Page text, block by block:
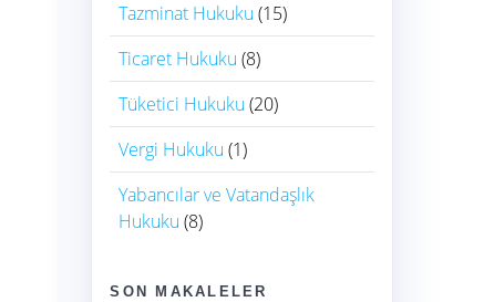
Tazminat Hukuku (15)
Ticaret Hukuku (8)
Tüketici Hukuku (20)
Vergi Hukuku (1)
Yabancılar ve Vatandaşlık
Hukuku (8)
SON MAKALELER